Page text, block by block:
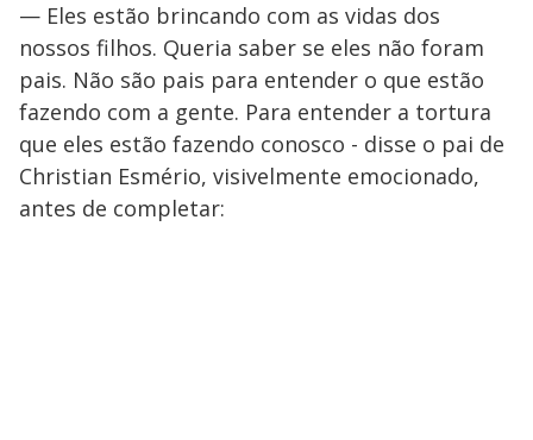
— Eles estão brincando com as vidas dos
nossos filhos. Queria saber se eles não foram
pais. Não são pais para entender o que estão
fazendo com a gente. Para entender a tortura
que eles estão fazendo conosco - disse o pai de
Christian Esmério, visivelmente emocionado,
antes de completar: